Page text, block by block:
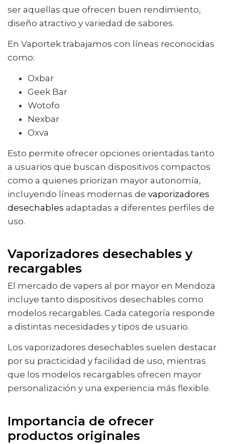
ser aquellas que ofrecen buen rendimiento,
diseño atractivo y variedad de sabores.
En Vaportek trabajamos con líneas reconocidas
como:
Oxbar
Geek Bar
Wotofo
Nexbar
Oxva
Esto permite ofrecer opciones orientadas tanto
a usuarios que buscan dispositivos compactos
como a quienes priorizan mayor autonomía,
incluyendo líneas modernas de vaporizadores
desechables adaptadas a diferentes perfiles de
uso.
Vaporizadores desechables y
recargables
El mercado de vapers al por mayor en Mendoza
incluye tanto dispositivos desechables como
modelos recargables. Cada categoría responde
a distintas necesidades y tipos de usuario.
Los vaporizadores desechables suelen destacar
por su practicidad y facilidad de uso, mientras
que los modelos recargables ofrecen mayor
personalización y una experiencia más flexible.
Importancia de ofrecer
productos originales